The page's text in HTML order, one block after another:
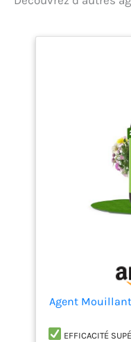
Agent
EFFICACITÉ